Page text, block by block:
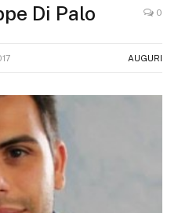
Di Palo 0
AUGURI